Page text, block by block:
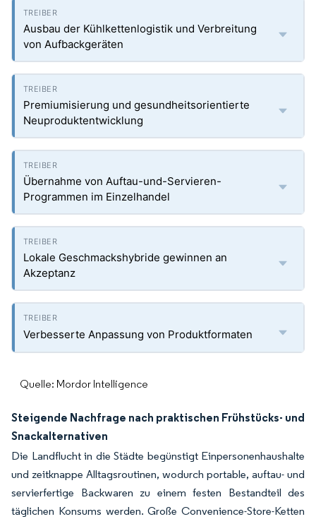
Ausbau der Kühlkettenlogistik und Verbreitung
von Aufbackgeräten
Premiumisierung und gesundheitsorientierte
Neuproduktentwicklung
Übernahme von Auftau-und-Servieren-
Programmen im Einzelhandel
Lokale Geschmackshybride gewinnen an
Akzeptanz
Verbesserte Anpassung von Produktformaten
Quelle: Mordor Intelligence
Steigende Nachfrage nach praktischen Frühstücks- und
Snackalternativen
Die Landflucht in die Städte begünstigt Einpersonenhaushalte
und zeitknappe Alltagsroutinen, wodurch portable, auftau- und
servierfertige Backwaren zu einem festen Bestandteil des
täglichen Konsums werden. Große Convenience-Store-Ketten